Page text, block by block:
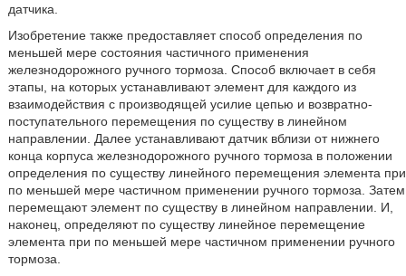
датчика.
Изобретение также предоставляет способ определения по
меньшей мере состояния частичного применения
железнодорожного ручного тормоза. Способ включает в себя
этапы, на которых устанавливают элемент для каждого из
взаимодействия с производящей усилие цепью и возвратно-
поступательного перемещения по существу в линейном
направлении. Далее устанавливают датчик вблизи от нижнего
конца корпуса железнодорожного ручного тормоза в положении
определения по существу линейного перемещения элемента при
по меньшей мере частичном применении ручного тормоза. Затем
перемещают элемент по существу в линейном направлении. И,
наконец, определяют по существу линейное перемещение
элемента при по меньшей мере частичном применении ручного
тормоза.